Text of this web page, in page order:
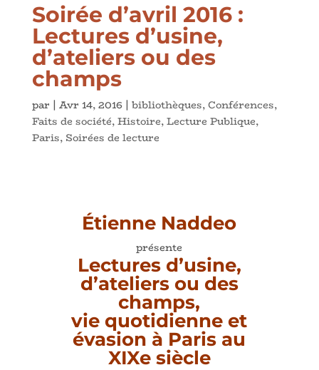
Soirée d’avril 2016 :
Lectures d’usine,
d’ateliers ou des
champs
par | Avr 14, 2016 | bibliothèques,Conférences,
Faits de société,Histoire,Lecture Publique,
Paris, Soirées de lecture
Étienne Naddeo
présente
Lectures d’usine,
d’ateliers ou des
champs,
vie quotidienne et
évasion à Paris au
XIXe siècle